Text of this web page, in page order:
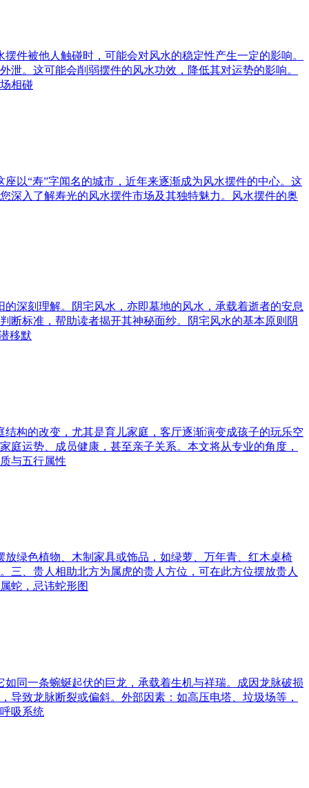
件被他人触碰时，可能会对风水的稳定性产生一定的影响。
。这可能会削弱摆件的风水功效，降低其对运势的影响。
相碰
以“寿”字闻名的城市，近年来逐渐成为风水摆件的中心。这
深入了解寿光的风水摆件市场及其独特魅力。风水摆件的奥
深刻理解。阴宅风水，亦即墓地的风水，承载着逝者的安息
断标准，帮助读者揭开其神秘面纱。阴宅风水的基本原则阴
移默
构的改变，尤其是育儿家庭，客厅逐渐演变成孩子的玩乐空
运势、成员健康，甚至亲子关系。本文将从专业的角度，
与五行属性
绿色植物、木制家具或饰品，如绿萝、万年青、红木桌椅
三、贵人相助北方为属虎的贵人方位，可在此方位摆放贵人
蛇，忌讳蛇形图
同一条蜿蜒起伏的巨龙，承载着生机与祥瑞。成因龙脉破损
致龙脉断裂或偏斜。外部因素：如高压电塔、垃圾场等，
吸系统